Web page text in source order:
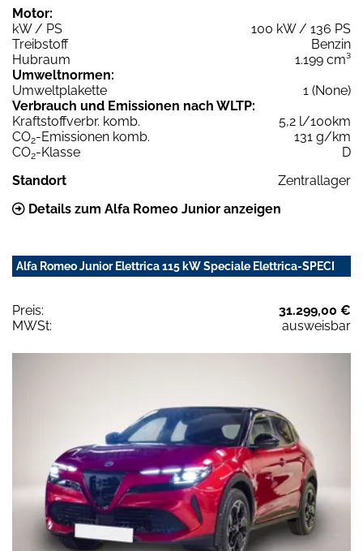
Motor:
kW / PS
100 kW / 136 PS
Treibstoff
Benzin
Hubraum
1.199 cm³
Umweltnormen:
Umweltplakette
1 (None)
Verbrauch und Emissionen nach WLTP:
Kraftstoffverbr. komb.
5,2 l/100km
CO2-Emissionen komb.
131 g/km
CO2-Klasse
D
Standort
Zentrallager
Details zum Alfa Romeo Junior anzeigen
Alfa Romeo Junior Elettrica 115 kW Speciale Elettrica-SPECI
Preis:
31.299,00 €
MWSt:
ausweisbar